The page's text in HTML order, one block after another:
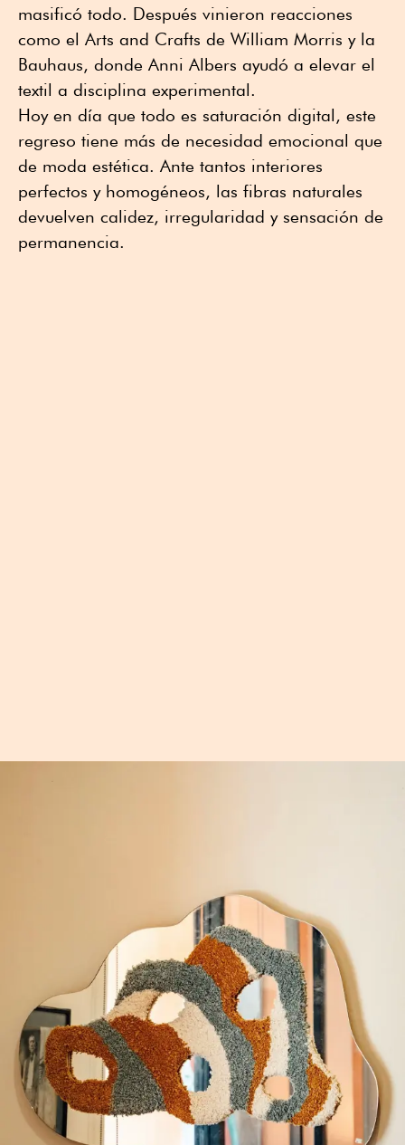
masificó todo. Después vinieron reacciones
como el Arts and Crafts de William Morris y la
Bauhaus, donde Anni Albers ayudó a elevar el
textil a disciplina experimental.
Hoy en día que todo es saturación digital, este
regreso tiene más de necesidad emocional que
de moda estética. Ante tantos interiores
perfectos y homogéneos, las fibras naturales
devuelven calidez, irregularidad y sensación de
permanencia.